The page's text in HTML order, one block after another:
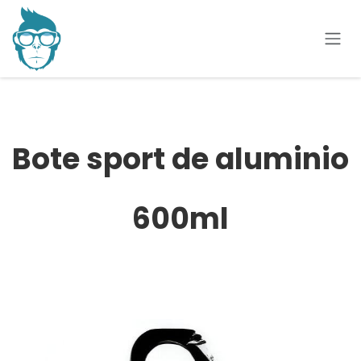
Ir al contenido
Bote sport de aluminio
600ml